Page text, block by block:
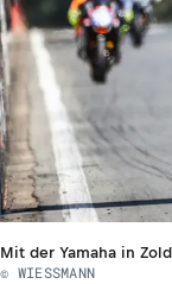
Mit der Yamaha in
© WIESSMANN